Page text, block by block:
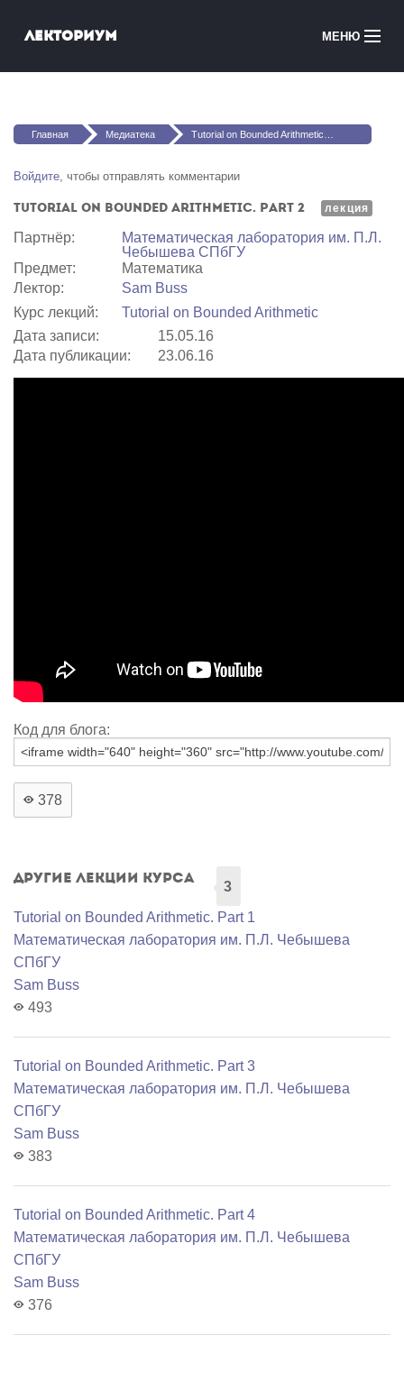
Лекториум МЕНЮ
Медиатека
Courses in English
Вы здесь
Главная Медиатека Tutorial on Bounded Arithmetic. Part 2
Войдите, чтобы отправлять комментарии
Tutorial on Bounded Arithmetic. Part 2 лекция
Партнёр:
Математичеcкая лаборатория им. П.Л.
Чебышева СПбГУ
Предмет:
Математика
Лектор:
Sam Buss
Курс лекций:
Tutorial on Bounded Arithmetic
Дата записи:
15.05.16
Дата публикации:
23.06.16
Код для блога:
378
Другие лекции курса
3
Tutorial on Bounded Arithmetic. Part 1
Математичеcкая лаборатория им. П.Л. Чебышева
СПбГУ
Sam Buss
493
Tutorial on Bounded Arithmetic. Part 3
Математичеcкая лаборатория им. П.Л. Чебышева
СПбГУ
Sam Buss
383
Tutorial on Bounded Arithmetic. Part 4
Математичеcкая лаборатория им. П.Л. Чебышева
СПбГУ
Sam Buss
376